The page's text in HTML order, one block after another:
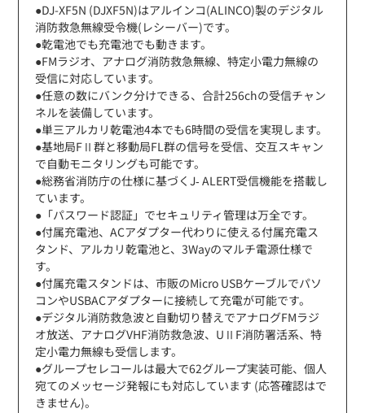
●DJ-XF5N (DJXF5N)はアルインコ(ALINCO)製のデジタル
消防救急無線受令機(レシーバー)です。
●乾電池でも充電池でも動きます。
●FMラジオ、アナログ消防救急無線、特定小電力無線の
受信に対応しています。
●任意の数にバンク分けできる、合計256chの受信チャン
ネルを装備しています。
●単三アルカリ乾電池4本でも6時間の受信を実現します。
●基地局FⅡ群と移動局FL群の信号を受信、交互スキャン
で自動モニタリングも可能です。
●総務省消防庁の仕様に基づくJ‐ ALERT受信機能を搭載し
ています。
●「パスワード認証」でセキュリティ管理は万全です。
●付属充電池、ACアダプター代わりに使える付属充電ス
タンド、アルカリ乾電池と、3Wayのマルチ電源仕様で
す。
●付属充電スタンドは、市販のMicro USBケーブルでパソ
コンやUSBACアダプターに接続して充電が可能です。
●デジタル消防救急波と自動切り替えでアナログFMラジ
オ放送、アナログVHF消防救急波、UⅡF消防署活系、特
定小電力無線も受信します。
●グループセレコールは最大で62グループ実装可能、個人
宛てのメッセージ発報にも対応しています (応答確認はで
きません)。